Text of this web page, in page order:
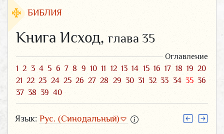
БИБЛИЯ
Книга Исход, глава 35
Оглавление
1 2 3 4 5 6 7 8 9 10 11 12 13 14 15 16 17 18 19 20
21 22 23 24 25 26 27 28 29 30 31 32 33 34 35 36
37 38 39 40
Язык: Рус. (Синодальный)